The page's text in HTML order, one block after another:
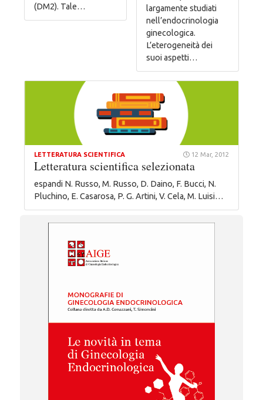
(DM2). Tale…
largamente studiati
nell’endocrinologia
ginecologica.
L’eterogeneità dei
suoi aspetti…
LETTERATURA SCIENTIFICA 12 Mar, 2012
Letteratura scientifica selezionata
espandi N. Russo, M. Russo, D. Daino, F. Bucci, N.
Pluchino, E. Casarosa, P. G. Artini, V. Cela, M. Luisi…